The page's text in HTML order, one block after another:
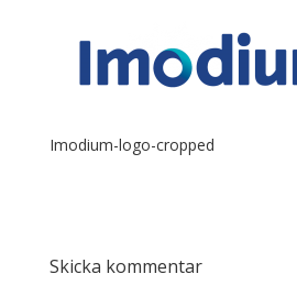
Imodium-logo-cropped
Skicka kommentar